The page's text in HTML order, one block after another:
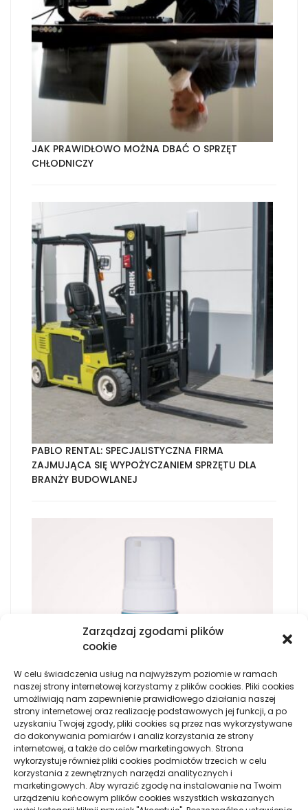
Zarządzaj zgodami plików
cookie
W celu świadczenia usług na najwyższym poziomie w ramach
naszej strony internetowej korzystamy z plików cookies. Pliki cookies
umożliwiają nam zapewnienie prawidłowego działania naszej
strony internetowej oraz realizację podstawowych jej funkcji, a po
uzyskaniu Twojej zgody, pliki cookies są przez nas wykorzystywane
do dokonywania pomiarów i analiz korzystania ze strony
internetowej, a także do celów marketingowych. Strona
wykorzystuje również pliki cookies podmiotów trzecich w celu
korzystania z zewnętrznych narzędzi analitycznych i
marketingowych. Aby wyrazić zgodę na instalowanie na Twoim
urządzeniu końcowym plików cookies wszystkich wskazanych
JAK PRAWIDŁOWO MOŻNA DBAĆ O SPRZĘT
CHŁODNICZY
PABLO RENTAL: SPECJALISTYCZNA FIRMA
ZAJMUJĄCA SIĘ WYPOŻYCZANIEM SPRZĘTU DLA
BRANŻY BUDOWLANEJ
PARĘ CIEKAWYCH METOD NA OPALONĄ, ŁADNĄ
SKÓRĘ